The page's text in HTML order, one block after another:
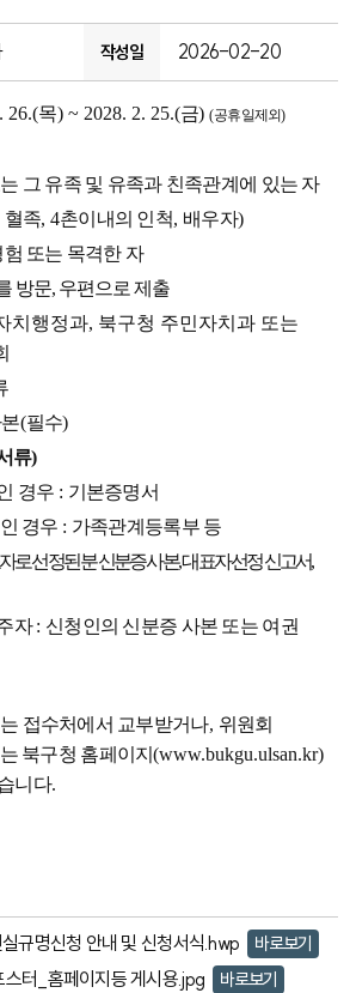
작성일 2026-02-20
26.(목) ~ 2028. 2. 25.(금) (공휴일제외)
그 유족 및 유족과 친족관계에 있는 자
혈족, 4촌이내의 인척, 배우자)
또는 목격한 자
방문, 우편으로 제출
치행정과, 북구청 주민자치과 또는
(필수)
류)
경우 : 기본증명서
경우 : 가족관계등록부 등
로 선정된 분 신분증 사본,대표자 선정 신고서,
자: 신청인의 신분증 사본 또는 여권
접수처에서 교부받거나, 위원회
북구청 홈페이지(www.bukgu.ulsan.kr)
니다.
규명신청 안내 및 신청서식.hwp 바로보기
스터_홈페이지등 게시용.jpg 바로보기